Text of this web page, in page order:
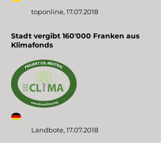
toponline, 17.07.2018
Stadt vergibt 160'000 Franken aus
Klimafonds
Landbote, 17.07.2018